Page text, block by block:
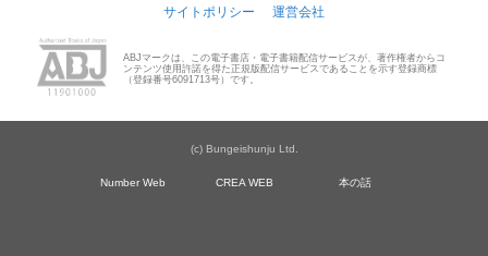
サイトポリシー 運営会社
ABJマークは、この電子書店・電子書籍配信サービスが、著作権者からコ
ンテンツ使用許諾を得た正規版配信サービスであることを示す登録商標
（登録番号6091713号）です。
(c) Bungeishunju Ltd.
Number Web CREA WEB 本の話